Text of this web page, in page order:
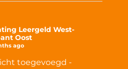
Leergeld West-
Oost
ago
toegevoegd -